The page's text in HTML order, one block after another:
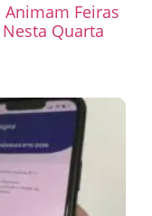
Feiras
Quarta